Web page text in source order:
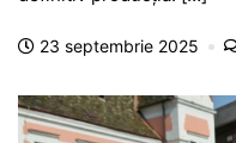
o
k
p n
er
23 septembrie 2025